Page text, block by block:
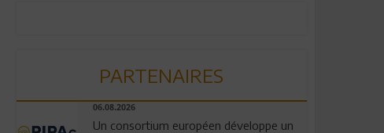
PARTENAIRES
06.08.2026
Un consortium européen développe un